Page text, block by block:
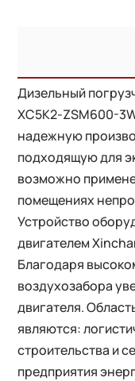
Дизельный
XC5K2-ZSM600-
надежную
подходящую для
возможно
помещениях
Устройство
двигателем
Благодаря
воздухозабора
двигателя.
являются:
строительства и
предприятия